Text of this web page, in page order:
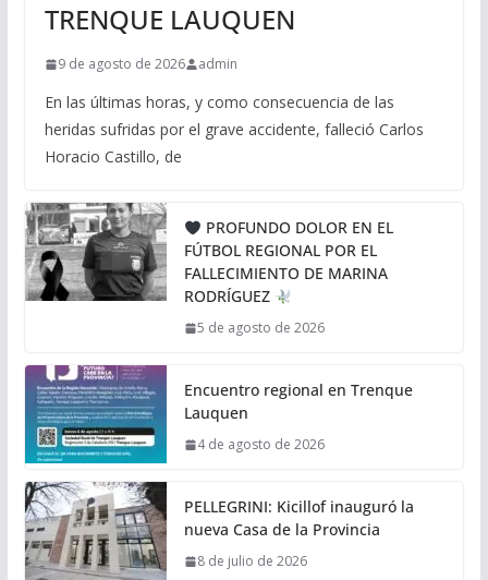
TRENQUE LAUQUEN
9 de agosto de 2026 admin
En las últimas horas, y como consecuencia de las
heridas sufridas por el grave accidente, falleció Carlos
Horacio Castillo, de
PROFUNDO DOLOR EN EL
FÚTBOL REGIONAL POR EL
FALLECIMIENTO DE MARINA
RODRÍGUEZ
5 de agosto de 2026
Encuentro regional en Trenque
Lauquen
4 de agosto de 2026
PELLEGRINI: Kicillof inauguró la
nueva Casa de la Provincia
8 de julio de 2026